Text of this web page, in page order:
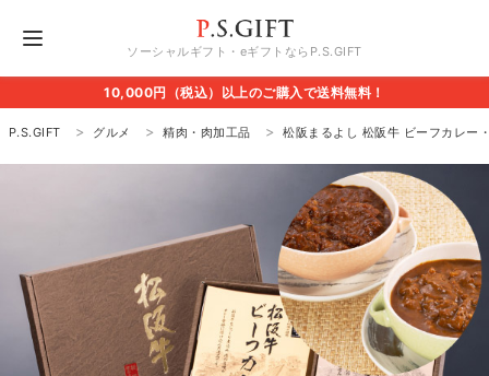
ソーシャルギフト・eギフトならP.S.GIFT
10,000円（税込）以上のご購入で送料無料！
P.S.GIFT グルメ 精肉・肉加工品 松阪まるよし 松阪牛 ビーフカレー